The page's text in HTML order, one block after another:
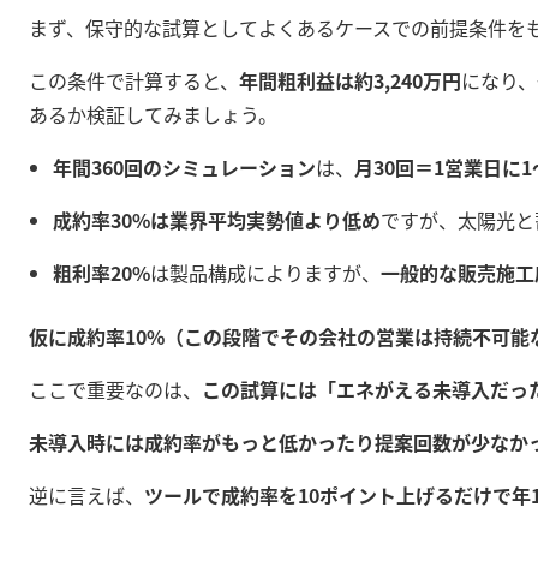
まず、保守的な試算としてよくあるケースでの前提条件を
この条件で計算すると、 年間粗利益は約3,240万円になり
あるか検証してみましょう。
年間360回のシミュレーションは、 月30回＝1営業日に
成約率30%は業界平均実勢値より低めですが、太陽光
粗利率20%は製品構成によりますが、 一般的な販売施
仮に成約率10%（この段階でその会社の営業は持続不可
ここで重要なのは、 この試算には「エネがえる未導入だ
未導入時には成約率がもっと低かったり提案回数が少なか
逆に言えば、 ツールで成約率を10ポイント上げるだけで